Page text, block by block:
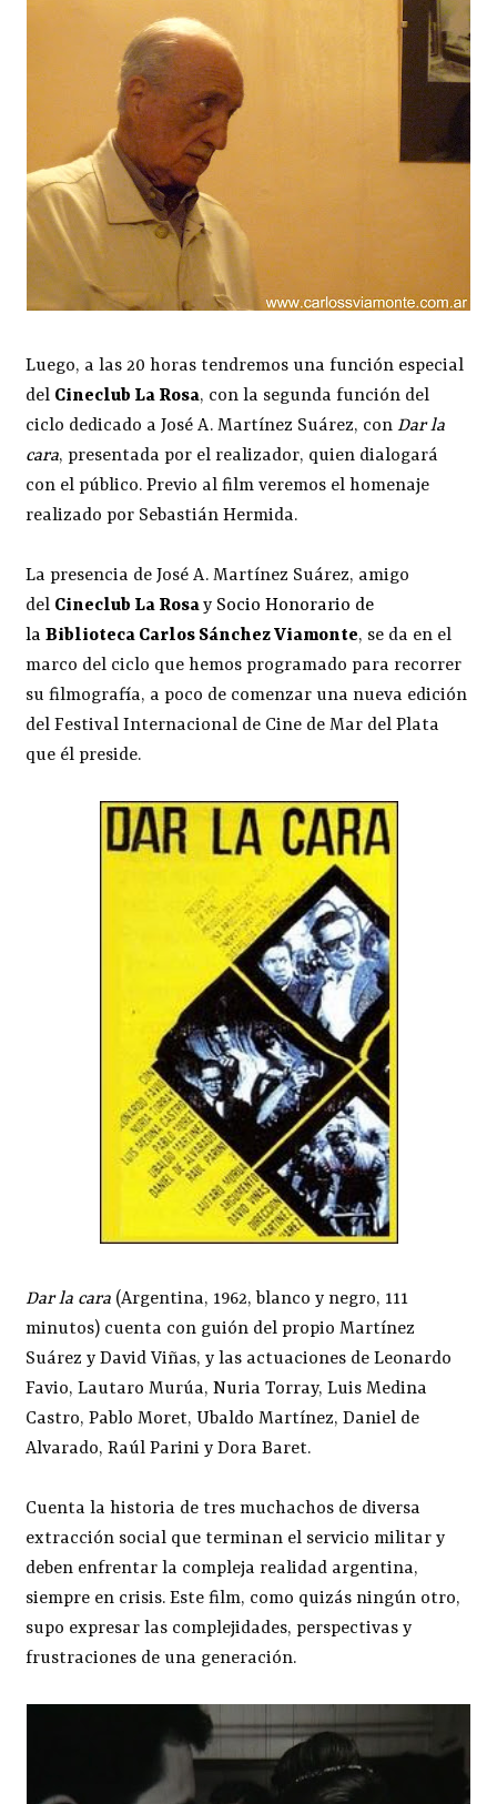
Luego, a las 20 horas tendremos una función especial
del Cineclub La Rosa, con la segunda función del
ciclo dedicado a José A. Martínez Suárez, conDar la
cara, presentada por el realizador, quien dialogará
con el público. Previo al film veremos el homenaje
realizado por Sebastián Hermida.
La presencia de José A. Martínez Suárez, amigo
del Cineclub La Rosay Socio Honorario de
laBiblioteca Carlos Sánchez Viamonte, se da en el
marco del ciclo que hemos programado para recorrer
su filmografía, a poco de comenzar una nueva edición
del Festival Internacional de Cine de Mar del Plata
que él preside.
Dar la cara (Argentina, 1962, blanco y negro, 111
minutos) cuenta con guión del propio Martínez
Suárez y David Viñas, y las actuaciones de Leonardo
Favio, Lautaro Murúa, Nuria Torray, Luis Medina
Castro, Pablo Moret, Ubaldo Martínez, Daniel de
Alvarado, Raúl Parini y Dora Baret.
Cuenta la historia de tres muchachos de diversa
extracción social que terminan el servicio militar y
deben enfrentar la compleja realidad argentina,
siempre en crisis. Este film, como quizás ningún otro,
supo expresar las complejidades, perspectivas y
frustraciones de una generación.